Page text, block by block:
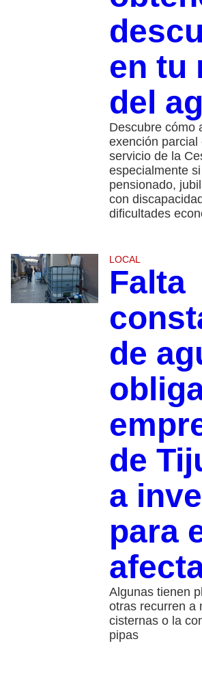
en tu
del
Descubre cómo
exención parcial
servicio de la
especialmente
pensionado,
con
dificultades
LOCAL
Falta
de
de
a
para
Algunas tienen
otras recurren a
cisternas o la
pipas